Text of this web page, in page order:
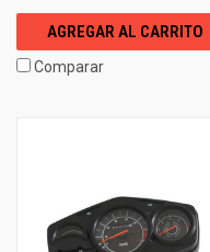
AGREGAR AL CARRITO
Comparar